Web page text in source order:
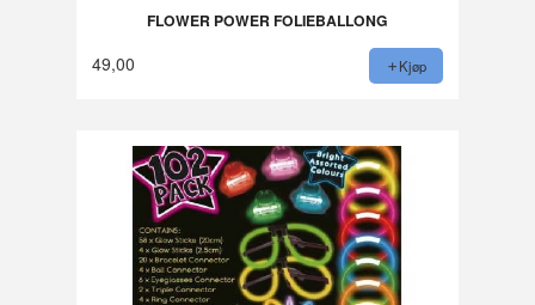
FLOWER POWER FOLIEBALLONG
49,00 Kjøp